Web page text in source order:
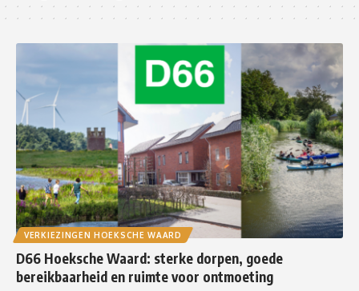
VERKIEZINGEN HOEKSCHE WAARD
D66 Hoeksche Waard: sterke dorpen, goede
bereikbaarheid en ruimte voor ontmoeting